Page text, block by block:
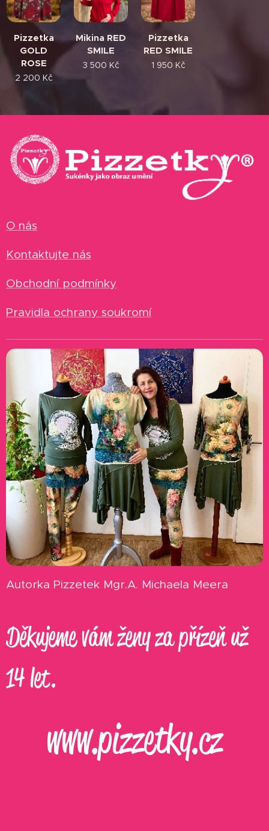
Pizzetka
GOLD
ROSE
2 200 Kč
Mikina RED
SMILE
3 500 Kč
Pizzetka
RED SMILE
1 950 Kč
O nás
Kontaktujte nás
Obchodní podmínky
Pravidla ochrany soukromí
Autorka Pizzetek Mgr.A. Michaela Meera
Děkujeme vám ženy za přízeň už
14 let.
www.pizzetky.cz